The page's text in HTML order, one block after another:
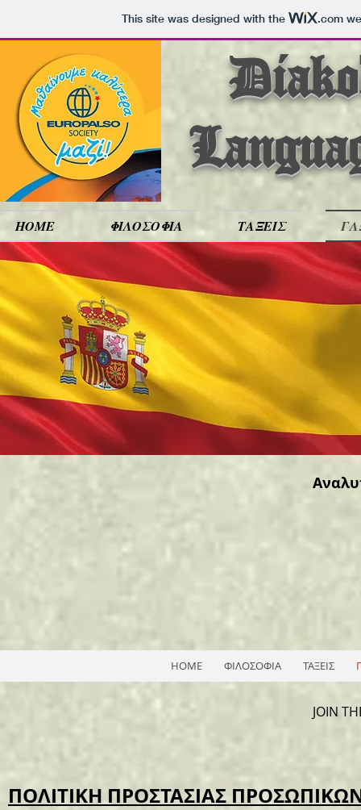
This site was designed with the .com
HOME ΦΙΛΟΣΟΦΙΑ ΤΑΞΕΙΣ
HOME ΦΙΛΟΣΟΦΙΑ ΤΑΞΕΙΣ
JOIN
ΠΟΛΙΤΙΚΗ ΠΡΟΣΤΑΣΙΑΣ